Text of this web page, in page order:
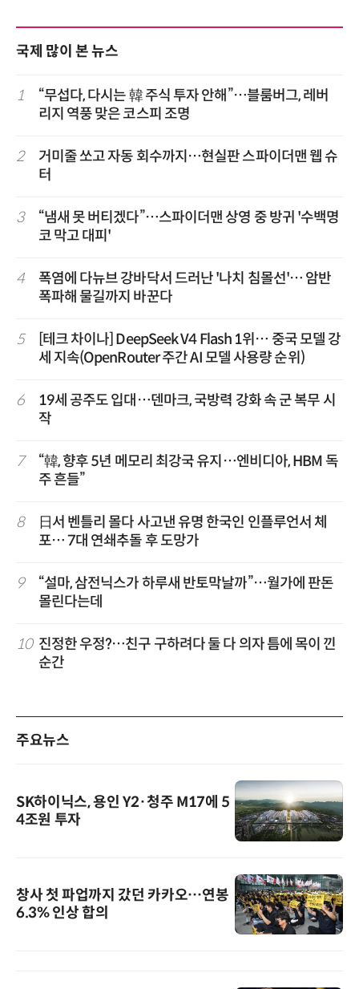
국제 많이 본 뉴스
1
“무섭다, 다시는 韓 주식 투자 안해”…블룸버그, 레버
리지 역풍 맞은 코스피 조명
2
거미줄 쏘고 자동 회수까지…현실판 스파이더맨 웹 슈
터
3
“냄새 못 버티겠다”…스파이더맨 상영 중 방귀 '수백명
코 막고 대피'
4
폭염에 다뉴브 강바닥서 드러난 '나치 침몰선'… 암반
폭파해 물길까지 바꾼다
5
[테크 차이나] DeepSeek V4 Flash 1위… 중국 모델 강
세 지속(OpenRouter 주간 AI 모델 사용량 순위)
6
19세 공주도 입대…덴마크, 국방력 강화 속 군 복무 시
작
7
“韓, 향후 5년 메모리 최강국 유지…엔비디아, HBM 독
주 흔들”
8
日서 벤틀리 몰다 사고낸 유명 한국인 인플루언서 체
포… 7대 연쇄추돌 후 도망가
9
“설마, 삼전닉스가 하루새 반토막날까”…월가에 판돈
몰린다는데
10 진정한 우정?…친구 구하려다 둘 다 의자 틈에 목이 낀
순간
주요뉴스
SK하이닉스, 용인 Y2·청주 M17에 5
4조원 투자
창사 첫 파업까지 갔던 카카오…연봉
6.3% 인상 합의